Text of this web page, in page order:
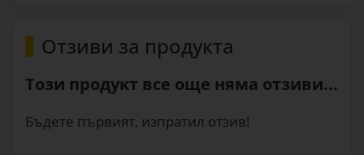
Отзиви за продукта
Този продукт все още няма отзиви...
Бъдете първият, изпратил отзив!